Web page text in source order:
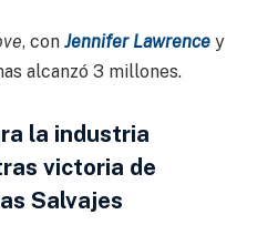
, con Jennifer Lawrence y
alcanzó 3 millones.
la industria
victoria de
Salvajes